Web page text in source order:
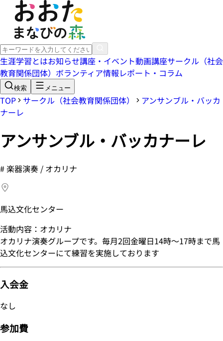
生涯学習とはお知らせ講座・イベント動画講座サークル（社会
教育関係団体） ボランティア情報レポート・コラム
検索 メニュー
TOP サークル（社会教育関係団体）
アンサンブル・バッカ
ナーレ
アンサンブル・バッカナーレ
#楽器演奏 / オカリナ
馬込文化センター
活動内容：オカリナ
オカリナ演奏グループです。毎月2回金曜日14時～17時まで馬
込文化センターにて練習を実施しております
入会金
なし
参加費